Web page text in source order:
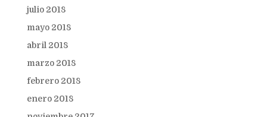
julio 2018
mayo 2018
abril 2018
marzo 2018
febrero 2018
enero 2018